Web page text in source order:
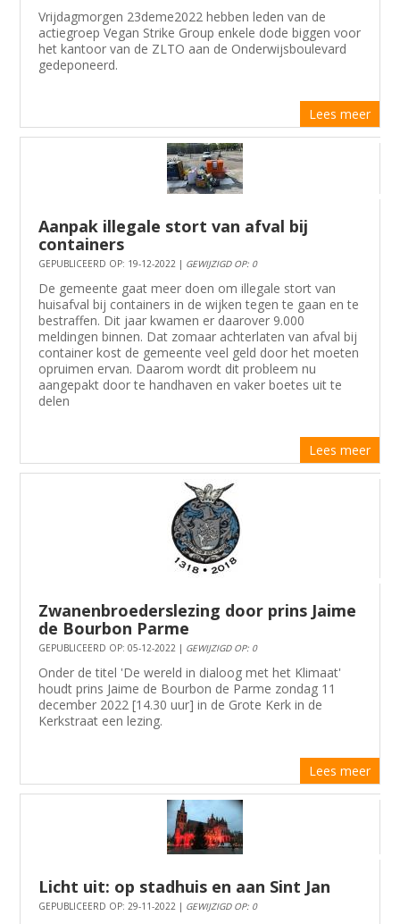
Vrijdagmorgen 23deme2022 hebben leden van de
actiegroep Vegan Strike Group enkele dode biggen voor
het kantoor van de ZLTO aan de Onderwijsboulevard
gedeponeerd.
Lees meer
Aanpak illegale stort van afval bij
containers
GEPUBLICEERD OP: 19-12-2022 | GEWIJZIGD OP: 0
De gemeente gaat meer doen om illegale stort van
huisafval bij containers in de wijken tegen te gaan en te
bestraffen. Dit jaar kwamen er daarover 9.000
meldingen binnen. Dat zomaar achterlaten van afval bij
container kost de gemeente veel geld door het moeten
opruimen ervan. Daarom wordt dit probleem nu
aangepakt door te handhaven en vaker boetes uit te
delen
Lees meer
Zwanenbroederslezing door prins Jaime
de Bourbon Parme
GEPUBLICEERD OP: 05-12-2022 | GEWIJZIGD OP: 0
Onder de titel 'De wereld in dialoog met het Klimaat'
houdt prins Jaime de Bourbon de Parme zondag 11
december 2022 [14.30 uur] in de Grote Kerk in de
Kerkstraat een lezing.
Lees meer
Licht uit: op stadhuis en aan Sint Jan
GEPUBLICEERD OP: 29-11-2022 | GEWIJZIGD OP: 0